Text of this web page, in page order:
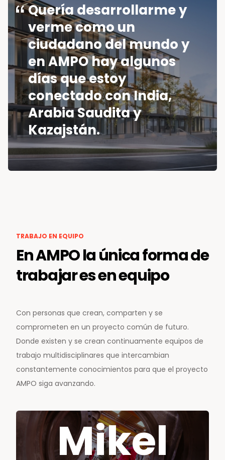
Quería desarrollarme y
verme como un
ciudadano del mundo y
en AMPO hay algunos
días que estoy
conectado con India,
Arabia Saudita y
Kazajstán.
TRABAJO EN EQUIPO
En AMPO la única forma de
trabajar es en equipo
Con personas que crean, comparten y se
comprometen en un proyecto común de futuro.
Donde existen y se crean continuamente equipos de
trabajo multidisciplinares que intercambian
constantemente conocimientos para que el proyecto
AMPO siga avanzando.
Mikel